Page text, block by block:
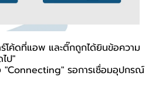
โค้ดที่แอพ และติ๊กถูกได้ยินข้อความ
ป"
"Connecting" รอการเชื่อมอุปกรณ์